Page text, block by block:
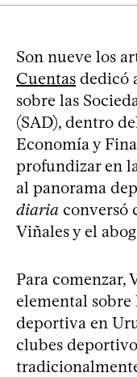
Son nueve los
Cuentas dedicó
sobre las
(SAD), dentro
Economía y
profundizar en
al panorama
diaria conversó
Viñales y el
Para comenzar,
elemental sobre
deportiva en
clubes